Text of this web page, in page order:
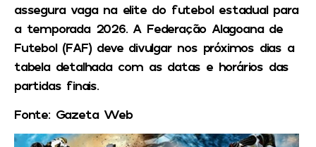
assegura vaga na elite do futebol estadual para
a temporada 2026. A Federação Alagoana de
Futebol (FAF) deve divulgar nos próximos dias a
tabela detalhada com as datas e horários das
partidas finais.
Fonte: Gazeta Web